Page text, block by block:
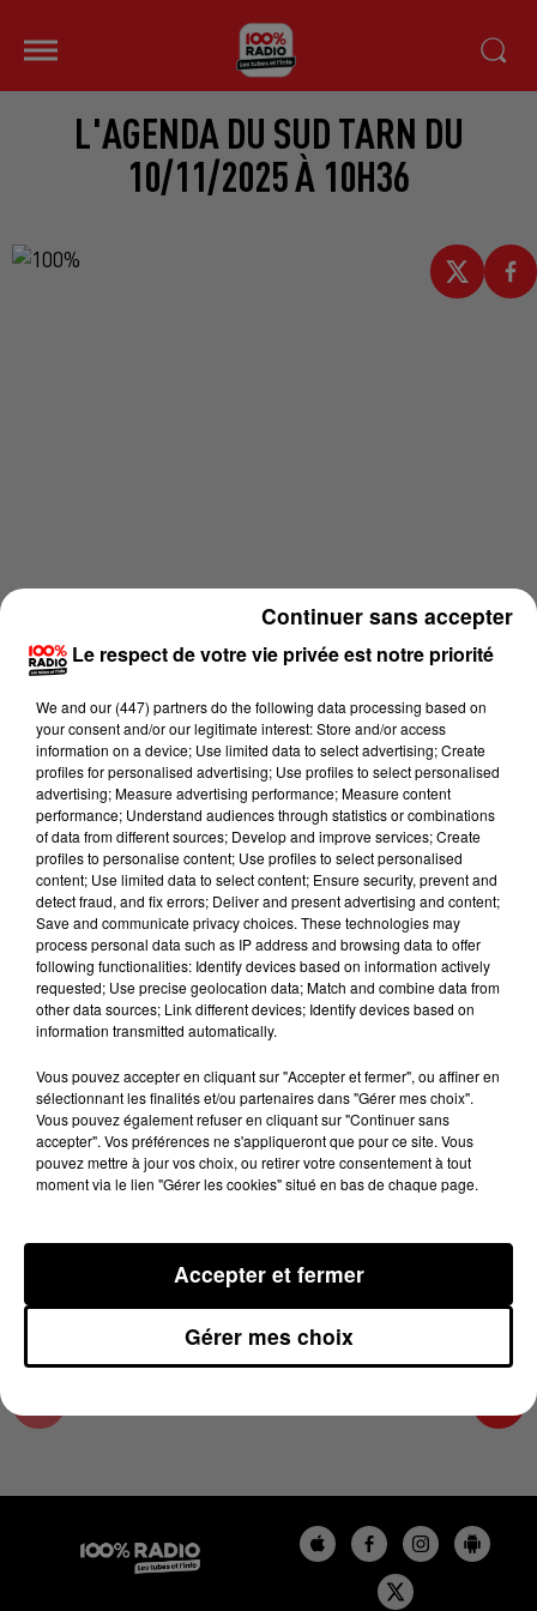
L'AGENDA DU SUD TARN DU
10/11/2025 À 10H36
Lecture (1 min 16 sec)
100%
100% Radio l'agenda du sud Tarn
10 novembre 2025 - 1 min 16 sec
L'AGENDA DU SUD TARN DU 10/11/2025 À
10H36
L'AGENDA DU SUD TARN
Le respect de votre vie privée est notre priorité
We and our (447) partnersdo the following data processing based on
your consent and/or our legitimate interest: Store and/or access
information on a device; Use limited data to select advertising; Create
profiles for personalised advertising; Use profiles to select personalised
advertising; Measure advertising performance; Measure content
performance; Understand audiences through statistics or combinations
of data from different sources; Develop and improve services; Create
profiles to personalise content; Use profiles to select personalised
content; Use limited data to select content; Ensure security, prevent and
detect fraud, and fix errors; Deliver and present advertising and content;
Save and communicate privacy choices. These technologies may
process personal data such as IP address and browsing data to offer
following functionalities: Identify devices based on information actively
requested; Use precise geolocation data; Match and combine data from
other data sources; Link different devices; Identify devices based on
information transmitted automatically.
Vous pouvez accepter en cliquant sur "Accepter et fermer", ou affiner en
sélectionnant les finalités et/ou partenaires dans "Gérer mes choix".
Vous pouvez également refuser en cliquant sur "Continuer sans
accepter". Vos préférences ne s'appliqueront que pour ce site. Vous
pouvez mettre à jour vos choix, ou retirer votre consentement à tout
moment via le lien "Gérer les cookies" situé en bas de chaque page.
Gérer mes choix
Accepter et fermer
Continuer sans accepter